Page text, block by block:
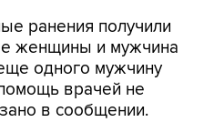
ранения получили
женщины и мужчина
одного мужчину
врачей не
в сообщении.